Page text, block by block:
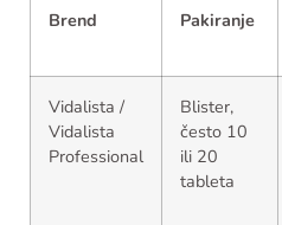
Brend Pakiranje
Vidalista /
Vidalista
Professional
Blister,
često 10
ili 20
tableta